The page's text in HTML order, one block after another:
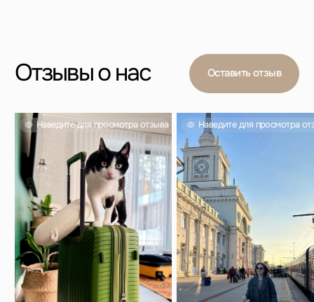
Проверенный выбор тысяч покупателей
Вас также могут
заинтересовать